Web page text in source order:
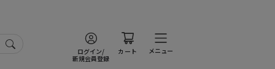
ログイン/
新規会員登録
カート メニュー